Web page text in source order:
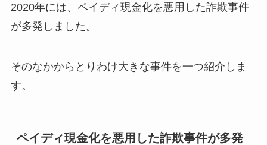
2020年には、ペイディ現金化を悪用した詐欺事件
が多発しました。
そのなかからとりわけ大きな事件を一つ紹介しま
す。
ペイディ現金化を悪用した詐欺事件が多発